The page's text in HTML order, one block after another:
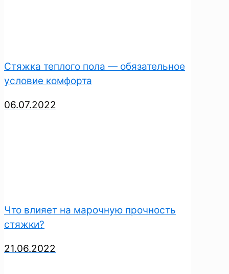
Стяжка теплого пола — обязательное
условие комфорта
06.07.2022
Что влияет на марочную прочность
стяжки?
21.06.2022